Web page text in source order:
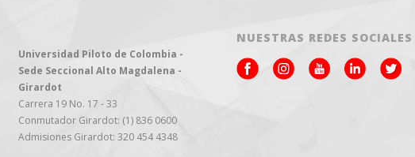
Universidad Piloto de Colombia -
Sede Seccional Alto Magdalena -
Girardot
Carrera 19 No. 17 - 33
Conmutador Girardot: (1) 836 0600
Admisiones Girardot: 320 454 4348
NUESTRAS REDES SOCIALES